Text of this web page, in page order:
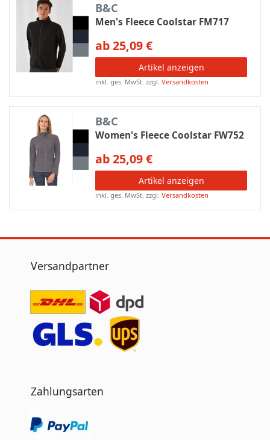
B&C
Men's Fleece Coolstar FM717
ab 25,09 €
Artikel anzeigen
inkl. ges. MwSt. zzgl.Versandkosten
B&C
Women's Fleece Coolstar FW752
ab 25,09 €
Artikel anzeigen
inkl. ges. MwSt. zzgl.Versandkosten
Versandpartner
Zahlungsarten